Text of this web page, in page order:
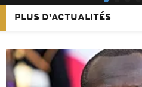
PLUS D'ACTUALITÉS